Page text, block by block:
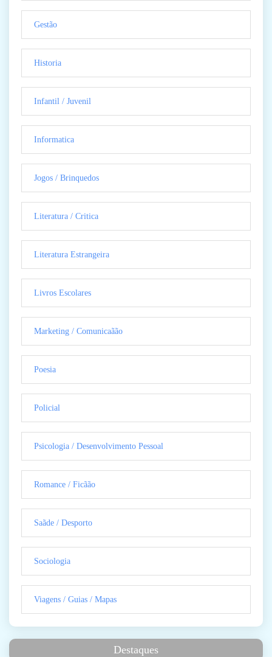
Gestão
Historia
Infantil / Juvenil
Informatica
Jogos / Brinquedos
Literatura / Critica
Literatura Estrangeira
Livros Escolares
Marketing / Comunicaãão
Poesia
Policial
Psicologia / Desenvolvimento Pessoal
Romance / Ficãão
Saãde / Desporto
Sociologia
Viagens / Guias / Mapas
Destaques